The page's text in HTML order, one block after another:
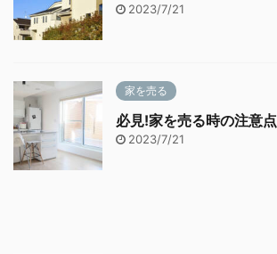
2023/7/21
家を売る
必見!家を売る時の注意点
2023/7/21